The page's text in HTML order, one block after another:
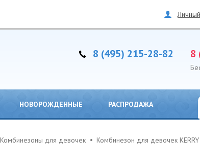
8 (495) 215-28-82 8
НОВОРОЖДЕННЫЕ РАСПРОДАЖА
Комбинезоны для девочек Комбинезон для девочек